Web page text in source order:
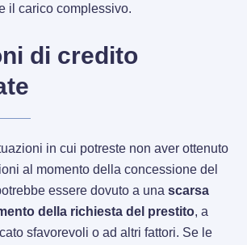
il carico complessivo.
di credito
in cui potreste non aver ottenuto
al momento della concessione del
essere dovuto a una scarsa
della richiesta del prestito, a
sfavorevoli o ad altri fattori. Se le